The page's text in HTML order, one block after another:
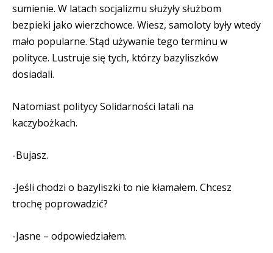
sumienie. W latach socjalizmu służyły służbom
bezpieki jako wierzchowce. Wiesz, samoloty były wtedy
mało popularne. Stąd używanie tego terminu w
polityce. Lustruje się tych, którzy bazyliszków
dosiadali.
Natomiast politycy Solidarności latali na
kaczybożkach.
-Bujasz.
-Jeśli chodzi o bazyliszki to nie kłamałem. Chcesz
trochę poprowadzić?
-Jasne – odpowiedziałem.